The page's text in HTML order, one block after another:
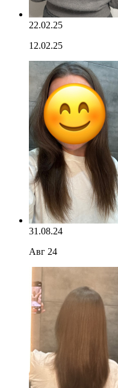
22.02.25
12.02.25
31.08.24
Авг 24